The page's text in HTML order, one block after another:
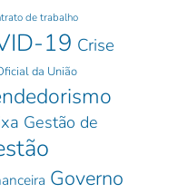
de trabalho
19 Crise
da União
Gestão de
Governo